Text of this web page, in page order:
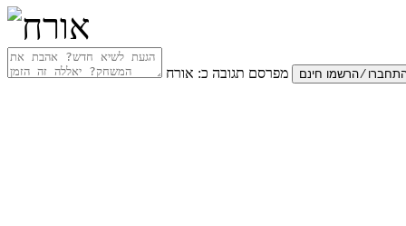
מפרסם תגובה כ: אורח